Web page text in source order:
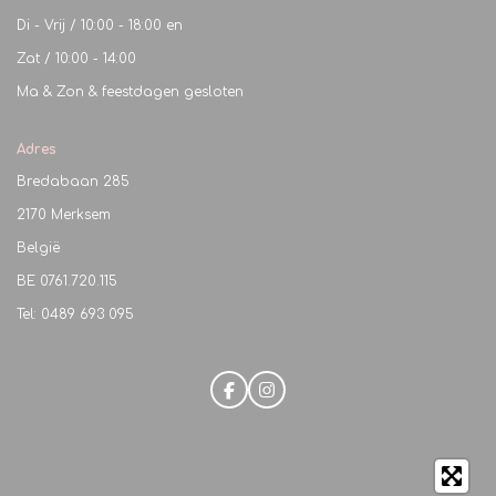
Di - Vrij / 10:00 - 18:00 en
Zat / 10:00 - 14:00
Ma & Zon & feestdagen gesloten
Adres
Bredabaan 285
2170 Merksem
België
BE 0761.720.115
Tel: 0489 693 095
F
a
I
n